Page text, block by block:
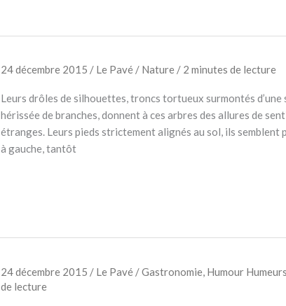
24 décembre 2015 / Le Pavé / Nature/ 2 minutes de lecture
Leurs drôles de silhouettes, troncs tortueux surmontés d’une
hérissée de branches, donnent à ces arbres des allures de
étranges. Leurs pieds strictement alignés au sol, ils
à gauche, tantôt
24 décembre 2015 / Le Pavé /Gastronomie, Humour Humeurs
de lecture